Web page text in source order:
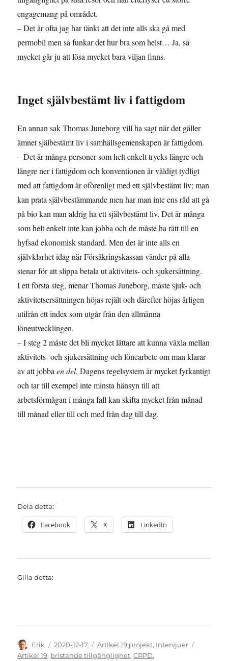
engagemang på området.
– Det är ofta jag har tänkt att det inte alls ska gå med
permobil men så funkar det hur bra som helst… Ja, så
mycket går ju att lösa mycket bara viljan finns.
Inget självbestämt liv i fattigdom
En annan sak Thomas Juneborg vill ha sagt när det gäller
ämnet själbestämt liv i samhällsgemenskapen är fattigdom.
– Det är många personer som helt enkelt trycks längre och
längre ner i fattigdom och konventionen är väldigt tydligt
med att fattigdom är oförenligt med ett självbestämt liv; man
kan prata självbestämmande men har man inte ens råd att gå
på bio kan man aldrig ha ett självbestämt liv. Det är många
som helt enkelt inte kan jobba och de måste ha rätt till en
hyfsad ekonomisk standard. Men det är inte alls en
självklarhet idag när Försäkringskassan vänder på alla
stenar för att slippa betala ut aktivitets- och sjukersättning.
I ett första steg, menar Thomas Juneborg, måste sjuk- och
aktivitetsersättningen höjas rejält och därefter höjas årligen
utifrån ett index som utgår från den allmänna
löneutvecklingen.
– I steg 2 måste det bli mycket lättare att kunna växla mellan
aktivitets- och sjukersättning och lönearbete om man klarar
av att jobbaen del. Dagens regelsystem är mycket fyrkantigt
och tar till exempel inte minsta hänsyn till att
arbetsförmågan i många fall kan skifta mycket från månad
till månad eller till och med från dag till dag.
Dela detta:
Facebook X LinkedIn
Gilla detta:
Författare
Erik
Publicerat
den
2020-12-17 Kategorier
Artikel 19 projekt, Intervjuer
Artikel 19, bristande tillgänglighet,CRPD,